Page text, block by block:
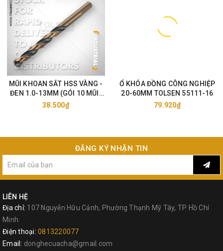
MŨI KHOAN SẮT HSS VÀNG -
ĐEN 1.0-13MM (GÓI 10 MŨI)
TOLSEN 75105-33
38.500₫
Ổ KHÓA ĐỒNG CÔNG NGHIỆP
20-60MM TOLSEN 55111-16
79.920₫
ĐĂNG KÝ NHẬN TIN
LIÊN HỆ
Địa chỉ: 107 Nguyễn Hữu Cảnh, Phường Thạnh Mỹ Tây, TP Hồ Chí
Minh
Điện thoại: 0813220077
Email: donghecuacha@gmail.com